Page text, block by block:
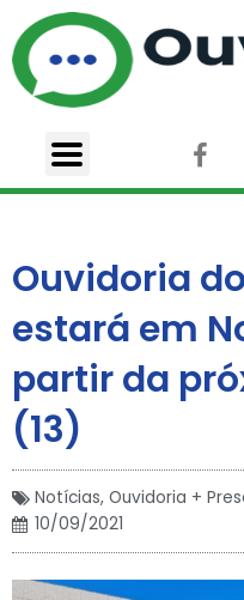
para
conteúdo
F
a
c
o
k
Ouvidoria
estará em
partir da
(13)
Notícias, Ouvidoria +
10/09/2021